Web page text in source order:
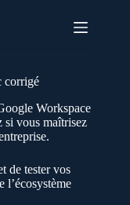
corrigé
Workspace
si vous maîtrisez
de tester vos
l’écosystème